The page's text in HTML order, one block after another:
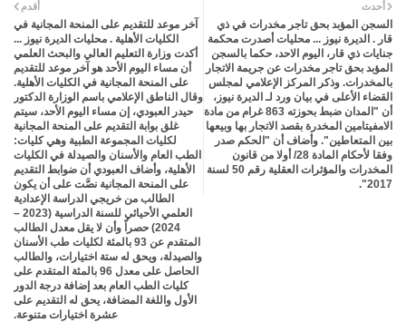
ter atsa
pp
أحدث
السجن المؤبد بحق تاجر مخدرات في ذي
قار . الديرة نيوز ... محليات أصدرت محكمة
جنايات ذي قار، اليوم الاحد، حكما بالسجن
المؤبد بحق تاجر مخدرات عن جريمة الاتجار
بالمخدرات. وذكر المركز الإعلامي لمجلس
القضاء الأعلى في بيان ورد لـ الديرة نيوز،
أن "المدان ضبط بحوزته 863 غرام من مادة
الامفيتامين المخدرة بقصد الاتجار بها وبيعها
بين المتعاطين". وأضاف أن "الحكم صدر
وفقا لأحكام المادة 28/ أولا من قانون
المخدرات والمؤثرات العقلية رقم 50 لسنة
2017".
أقدم
آخر موعد للتقديم على المنحة المجانية في
الكليات الأهلية . محليات الديرة نيوز ...
أكدت وزارة التعليم العالي والبحث العلمي
أن مساء اليوم الأحد هو آخر موعد للتقديم
على المنحة المجانية في الكليات الأهلية.
وقال الناطق الإعلامي باسم الوزارة الدكتور
حيدر العبودي، إن مساء اليوم الأحد، سيتم
غلق بوابة التقديم على المنحة المجانية
لكليات المجموعة الطبية وهي كليات:
الطب العام والأسنان والصيدلة في الكليات
الأهلية، وأضاف العبودي أن ضوابط التقديم
على المنحة المجانية نصَّت على أن يكون
الطالب من خريجي الدراسة الإعدادية
العلمي الأحيائي للسنة الدراسية (2023 –
2024) حصراً وأن لا يقل معدل الطالب
المتقدم عن 93 بالمئة لكليات طب الأسنان
والصيدلة، ويحق له ستة اختيارات، والطالب
الحاصل على معدل 96 بالمئة المتقدم على
كليات الطب العام بعد إضافة درجة الدور
الأول واللغة المضافة، يحق له التقديم على
عشرة اختيارات متنوعة.